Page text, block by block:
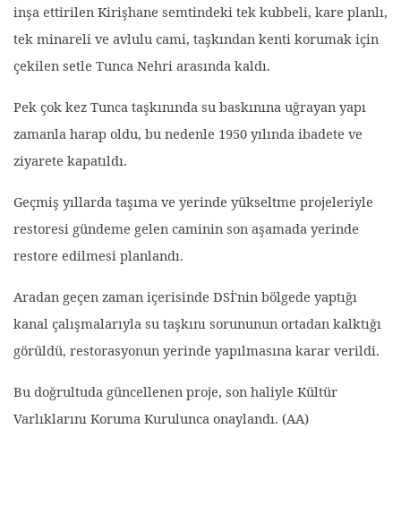
inşa ettirilen Kirişhane semtindeki tek kubbeli, kare planlı,
tek minareli ve avlulu cami, taşkından kenti korumak için
çekilen setle Tunca Nehri arasında kaldı.
Pek çok kez Tunca taşkınında su baskınına uğrayan yapı
zamanla harap oldu, bu nedenle 1950 yılında ibadete ve
ziyarete kapatıldı.
Geçmiş yıllarda taşıma ve yerinde yükseltme projeleriyle
restoresi gündeme gelen caminin son aşamada yerinde
restore edilmesi planlandı.
Aradan geçen zaman içerisinde DSİ'nin bölgede yaptığı
kanal çalışmalarıyla su taşkını sorununun ortadan kalktığı
görüldü, restorasyonun yerinde yapılmasına karar verildi.
Bu doğrultuda güncellenen proje, son haliyle Kültür
Varlıklarını Koruma Kurulunca onaylandı. (AA)